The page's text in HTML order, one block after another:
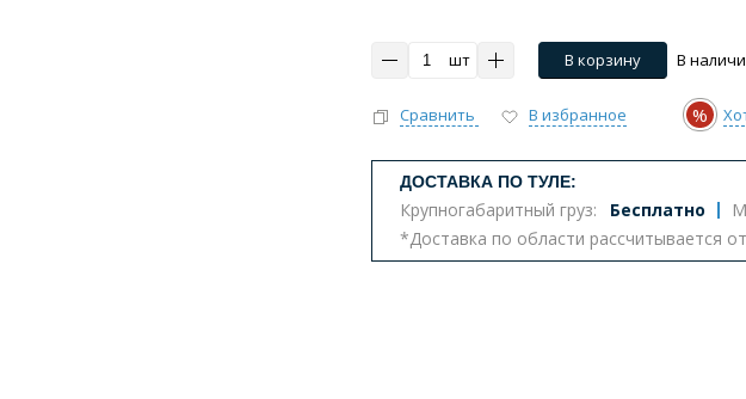
шт В корзину В
Сравнить В избранное %
ДОСТАВКА ПО ТУЛЕ:
Крупногабаритный груз: Бесплатно
*Доставка по области рассчитывается